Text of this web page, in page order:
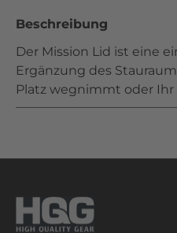
Beschreibung
Der Mission Lid ist eine
Ergänzung des
Platz wegnimmt oder Ihr